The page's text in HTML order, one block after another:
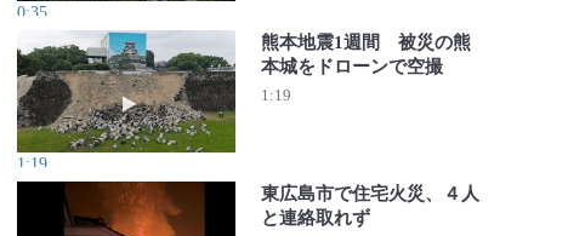
0:35
動画を再生 熊本地震1週間 被災の熊本城をドローンで空
1:19
熊本地震1週間 被災の熊
本城をドローンで空撮
1:19
東広島市で住宅火災、４人
と連絡取れず